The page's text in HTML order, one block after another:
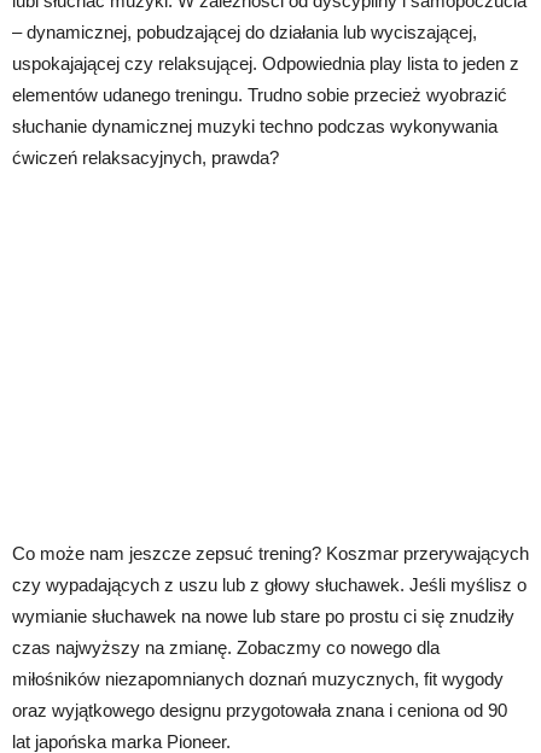
– dynamicznej, pobudzającej do działania lub wyciszającej,
uspokajającej czy relaksującej. Odpowiednia play lista to jeden z
elementów udanego treningu. Trudno sobie przecież wyobrazić
słuchanie dynamicznej muzyki techno podczas wykonywania
ćwiczeń relaksacyjnych, prawda?
Co może nam jeszcze zepsuć trening? Koszmar przerywających
czy wypadających z uszu lub z głowy słuchawek. Jeśli myślisz o
wymianie słuchawek na nowe lub stare po prostu ci się znudziły
czas najwyższy na zmianę. Zobaczmy co nowego dla
miłośników niezapomnianych doznań muzycznych, fit wygody
oraz wyjątkowego designu przygotowała znana i ceniona od 90
lat japońska marka Pioneer.